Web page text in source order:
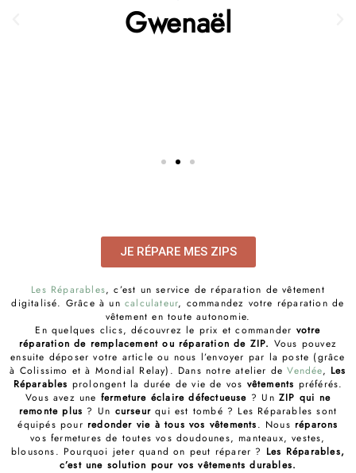
Gwenaël
JE RÉPARE MES ZIPS
Les Réparables, c’est un service de réparation de vêtement
digitalisé. Grâce à uncalculateur, commandez votre réparation de
vêtement en toute autonomie.
En quelques clics, découvrez le prix et commander votre
réparation de remplacement ou réparation de ZIP. Vous pouvez
ensuite déposer votre article ou nous l’envoyer par la poste (grâce
à Colissimo et à Mondial Relay). Dans notre atelier deVendée, Les
Réparables prolongent la durée de vie de vos vêtements préférés.
Vous avez une fermeture éclaire défectueuse ? Un ZIP qui ne
remonte plus ? Un curseurqui est tombé ? Les Réparables sont
équipés pour redonder vie à tous vos vêtements. Nous réparons
vos fermetures de toutes vos doudounes, manteaux, vestes,
blousons. Pourquoi jeter quand on peut réparer ? Les Réparables,
c’est une solution pour vos vêtements durables.